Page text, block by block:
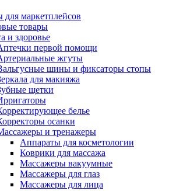
для маркетплейсов
товары
и здоровье
первой помощи
жгуты
шины и фиксаторы стопы
для макияжа
щетки
белье
осанки
и тренажеры
Аппараты для косметологии
Коврики для массажа
Массажеры вакуумные
Массажеры для глаз
Массажеры для лица